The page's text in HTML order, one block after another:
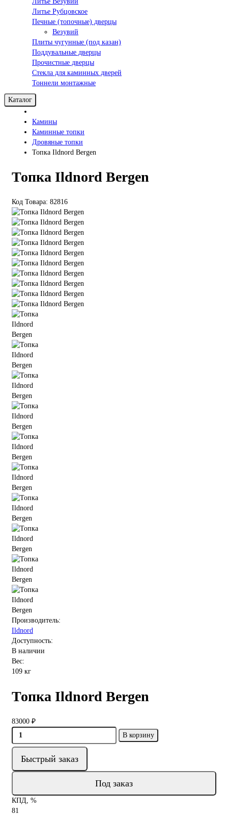
Литье Рубцовское
Печные (топочные) дверцы
Везувий
Плиты чугунные (под казан)
Поддувальные дверцы
Прочистные дверцы
Стекла для каминных дверей
Тоннели монтажные
Каталог
Камины
Каминные топки
Дровяные топки
Топка Ildnord Bergen
Топка Ildnord Bergen
Код Товара: 82816
Производитель:
Ildnord
Доступность:
В наличии
Вес:
109 кг
Топка Ildnord Bergen
83000 ₽
В корзину
Быстрый заказ
Под заказ
КПД, %
81